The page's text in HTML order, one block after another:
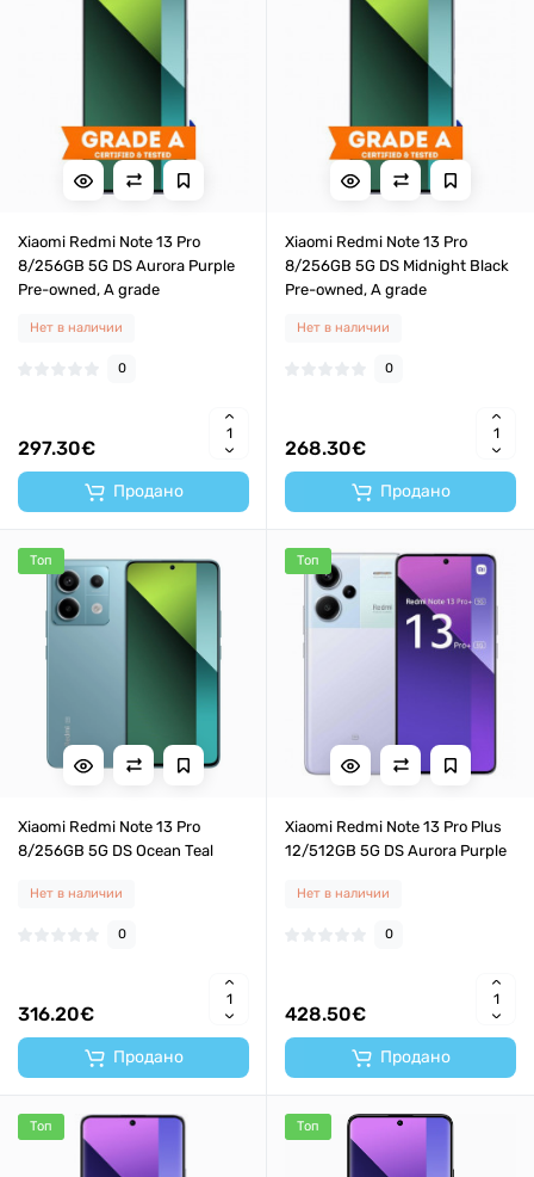
Xiaomi Redmi Note 13 Pro
8/256GB 5G DS Aurora Purple
Pre-owned, A grade
Нет в наличии
0
297.30€
Продано
Xiaomi Redmi Note 13 Pro
8/256GB 5G DS Midnight Black
Pre-owned, A grade
Нет в наличии
0
268.30€
Продано
Топ
Xiaomi Redmi Note 13 Pro
8/256GB 5G DS Ocean Teal
Нет в наличии
0
316.20€
Продано
Топ
Xiaomi Redmi Note 13 Pro Plus
12/512GB 5G DS Aurora Purple
Нет в наличии
0
428.50€
Продано
Топ Топ